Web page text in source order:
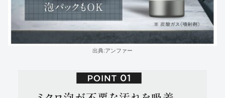
出典:アンファー